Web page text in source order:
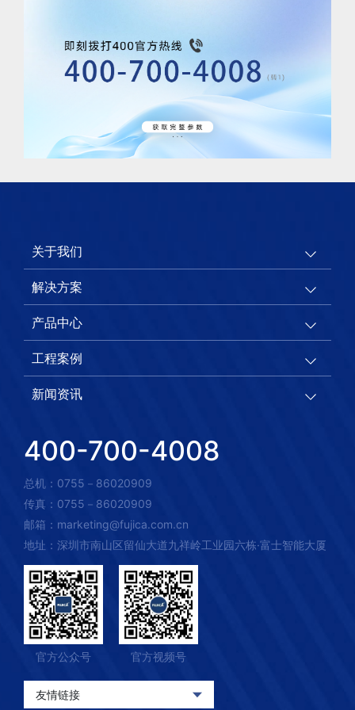
关于我们
解决方案
产品中心
工程案例
新闻资讯
400-700-4008
总机：0755－86020909
传真：0755－86020909
邮箱：marketing@fujica.com.cn
地址：深圳市南山区留仙大道九祥岭工业园六栋·富士智能大厦
官方公众号 官方视频号
友情链接